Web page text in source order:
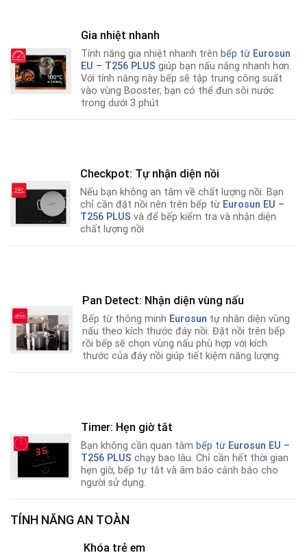
Gia nhiệt nhanh
Tính năng gia nhiệt nhanh trên bếp từ Eurosun
EU – T256 PLUS giúp bạn nấu năng nhanh hơn.
Với tính năng này bếp sẽ tập trung công suất
vào vùng Booster, bạn có thể đun sôi nước
trong dưới 3 phút
Checkpot: Tự nhận diện nồi
Nếu bạn không an tâm về chất lượng nồi. Bạn
chỉ cần đặt nồi nên trên bếp từ Eurosun EU –
T256 PLUS và để bếp kiểm tra và nhận diện
chất lượng nồi
Pan Detect: Nhận diện vùng nấu
Bếp từ thông minh Eurosun tự nhân diện vùng
nấu theo kích thước đáy nồi. Đặt nồi trên bếp
rồi bếp sẽ chọn vùng nấu phù hợp với kích
thước của đáy nồi giúp tiết kiệm năng lượng.
Timer: Hẹn giờ tắt
Bạn không cần quan tâm bếp từ Eurosun EU –
T256 PLUS chạy bao lâu. Chỉ cần hết thời gian
hẹn giờ, bếp tự tắt và âm báo cảnh báo cho
người sử dụng.
TÍNH NĂNG AN TOÀN
Khóa trẻ em